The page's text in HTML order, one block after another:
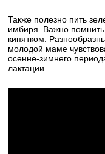
Также полезно пить
имбиря. Важно
кипятком.
молодой маме
осенне-зимнего
лактации.